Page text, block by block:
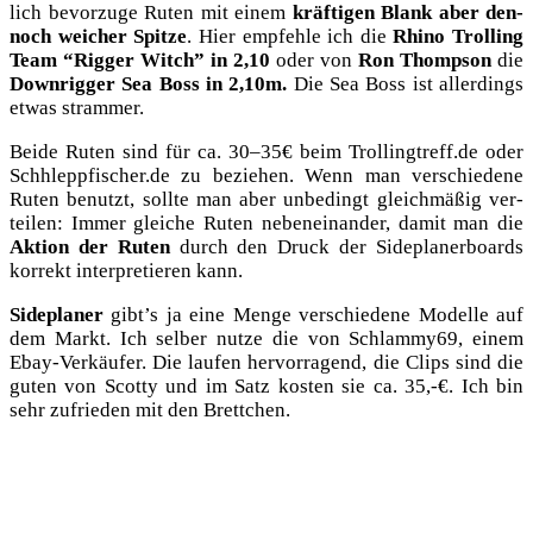
lich bevor­zu­ge Ruten mit einem kräf­ti­gen Blank aber den­
noch wei­cher Spit­ze. Hier emp­feh­le ich dieRhi­no Trol­ling
Team “Rig­ger Witch” in 2,10 oder von Ron Thomp­son die
Down­rig­ger Sea Boss in 2,10m. Die Sea Boss ist aller­dings
etwas strammer.
Bei­de Ruten sind für ca. 30–35€ beim Trollingtreff.de oder
Schhleppfischer.de zu bezie­hen. Wenn man ver­schie­de­ne
Ruten benutzt, soll­te man aber unbe­dingt gleich­mä­ßig ver­
tei­len: Immer glei­che Ruten neben­ein­an­der, damit man die
Akti­on der Rutendurch den Druck der Side­pla­ner­boards
kor­rekt inter­pre­tie­ren kann.
Side­pla­ner gibt’s ja eine Men­ge ver­schie­de­ne Model­le auf
dem Markt. Ich sel­ber nut­ze die von Schlammy69, einem
Ebay-Ver­käu­fer. Die lau­fen her­vor­ra­gend, die Clips sind die
guten von Scot­ty und im Satz kos­ten sie ca. 35,-€. Ich bin
sehr zufrie­den mit den Brettchen.